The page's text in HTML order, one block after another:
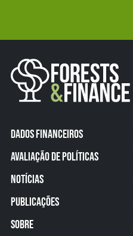
DADOS FINANCEIROS
AVALIAÇÃO DE POLÍTICAS
NOTÍCIAS
PUBLICAÇÕES
SOBRE